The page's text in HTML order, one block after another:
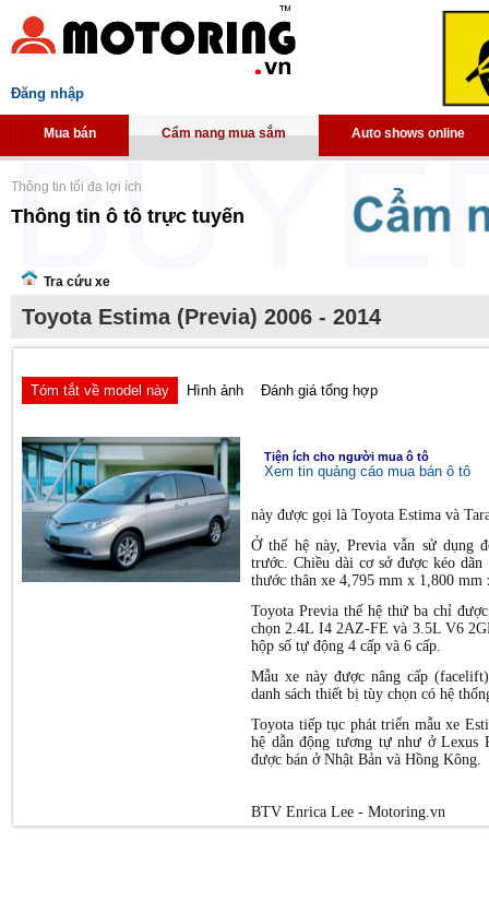
Đăng nhập
Mua bán Cẩm nang mua sắm Auto shows online
Thông tin tối đa lợi ích
Thông tin ô tô trực tuyến
Tra cứu xe
Toyota Estima (Previa) 2006 - 2014
Tóm tắt về model này Hình ảnh Đánh giá tổng hợp
Tiện ích cho người mua ô tô
Xem tin quảng cáo mua bán ô tô
này được gọi là Toyota Estima và
Ở thế hệ này, Previa vẫn sử dụng
trước. Chiều dài cơ sở được kéo
thước thân xe 4,795 mm x 1,800 mm
Toyota Previa thế hệ thứ ba chỉ
chọn 2.4L I4 2AZ-FE và 3.5L V6
hộp số tự động 4 cấp và 6 cấp.
Mẫu xe này được nâng cấp
danh sách thiết bị tùy chọn có hệ
Toyota tiếp tục phát triển mẫu xe
hệ dẫn động tương tự như ở Lexus
được bán ở Nhật Bản và Hồng Kông.
BTV Enrica Lee - Motoring.vn